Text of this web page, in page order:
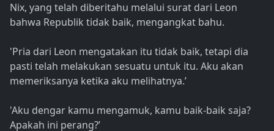
Nix, yang telah diberitahu melalui surat dari Leon
bahwa Republik tidak baik, mengangkat bahu.
'Pria dari Leon mengatakan itu tidak baik, tetapi dia
pasti telah melakukan sesuatu untuk itu. Aku akan
memeriksanya ketika aku melihatnya.’
'Aku dengar kamu mengamuk, kamu baik-baik saja?
Apakah ini perang?’